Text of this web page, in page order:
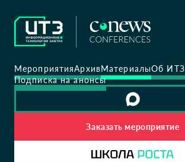
МероприятияАрхивМатериалыОб ИТЗ
Подписка на анонсы
Заказать мероприятие